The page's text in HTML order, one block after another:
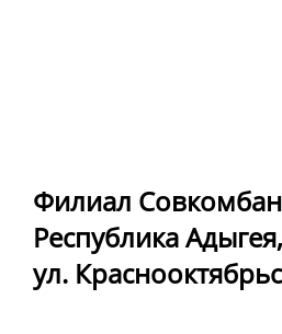
Филиал
Республика
ул.